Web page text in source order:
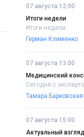
07 августа 12:00
Итоги недели
Итоги недели..
Герман Клименко
07 августа 13:00
Медицинский
Сегодня с
Тамара Барковская
07 августа 15:00
Актуальный взгляд